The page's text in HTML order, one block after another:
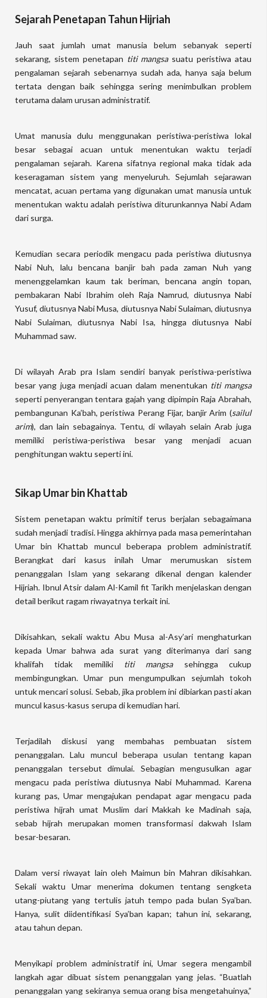
Sejarah Penetapan Tahun Hijriah
Jauh saat jumlah umat manusia belum sebanyak seperti
sekarang, sistem penetapan titi mangsasuatu peristiwa atau
pengalaman sejarah sebenarnya sudah ada, hanya saja belum
tertata dengan baik sehingga sering menimbulkan problem
terutama dalam urusan administratif.
Umat manusia dulu menggunakan peristiwa-peristiwa lokal
besar sebagai acuan untuk menentukan waktu terjadi
pengalaman sejarah. Karena sifatnya regional maka tidak ada
keseragaman sistem yang menyeluruh. Sejumlah sejarawan
mencatat, acuan pertama yang digunakan umat manusia untuk
menentukan waktu adalah peristiwa diturunkannya Nabi Adam
dari surga.
Kemudian secara periodik mengacu pada peristiwa diutusnya
Nabi Nuh, lalu bencana banjir bah pada zaman Nuh yang
menenggelamkan kaum tak beriman, bencana angin topan,
pembakaran Nabi Ibrahim oleh Raja Namrud, diutusnya Nabi
Yusuf, diutusnya Nabi Musa, diutusnya Nabi Sulaiman, diutusnya
Nabi Sulaiman, diutusnya Nabi Isa, hingga diutusnya Nabi
Muhammad saw.
Di wilayah Arab pra Islam sendiri banyak peristiwa-peristiwa
besar yang juga menjadi acuan dalam menentukan titi mangsa
seperti penyerangan tentara gajah yang dipimpin Raja Abrahah,
pembangunan Ka’bah, peristiwa Perang Fijar, banjir Arim (sailul
arim), dan lain sebagainya. Tentu, di wilayah selain Arab juga
memiliki peristiwa-peristiwa besar yang menjadi acuan
penghitungan waktu seperti ini.
Sikap Umar bin Khattab
Sistem penetapan waktu primitif terus berjalan sebagaimana
sudah menjadi tradisi. Hingga akhirnya pada masa pemerintahan
Umar bin Khattab muncul beberapa problem administratif.
Berangkat dari kasus inilah Umar merumuskan sistem
penanggalan Islam yang sekarang dikenal dengan kalender
Hijriah. Ibnul Atsir dalam Al-Kamil fit Tarikh menjelaskan dengan
detail berikut ragam riwayatnya terkait ini.
Dikisahkan, sekali waktu Abu Musa al-Asy’ari menghaturkan
kepada Umar bahwa ada surat yang diterimanya dari sang
khalifah tidak memiliki titi mangsasehingga cukup
membingungkan. Umar pun mengumpulkan sejumlah tokoh
untuk mencari solusi. Sebab, jika problem ini dibiarkan pasti akan
muncul kasus-kasus serupa di kemudian hari.
Terjadilah diskusi yang membahas pembuatan sistem
penanggalan. Lalu muncul beberapa usulan tentang kapan
penanggalan tersebut dimulai. Sebagian mengusulkan agar
mengacu pada peristiwa diutusnya Nabi Muhammad. Karena
kurang pas, Umar mengajukan pendapat agar mengacu pada
peristiwa hijrah umat Muslim dari Makkah ke Madinah saja,
sebab hijrah merupakan momen transformasi dakwah Islam
besar-besaran.
Dalam versi riwayat lain oleh Maimun bin Mahran dikisahkan.
Sekali waktu Umar menerima dokumen tentang sengketa
utang-piutang yang tertulis jatuh tempo pada bulan Sya’ban.
Hanya, sulit diidentifikasi Sya’ban kapan; tahun ini, sekarang,
atau tahun depan.
Menyikapi problem administratif ini, Umar segera mengambil
langkah agar dibuat sistem penanggalan yang jelas. “Buatlah
penanggalan yang sekiranya semua orang bisa mengetahuinya,”